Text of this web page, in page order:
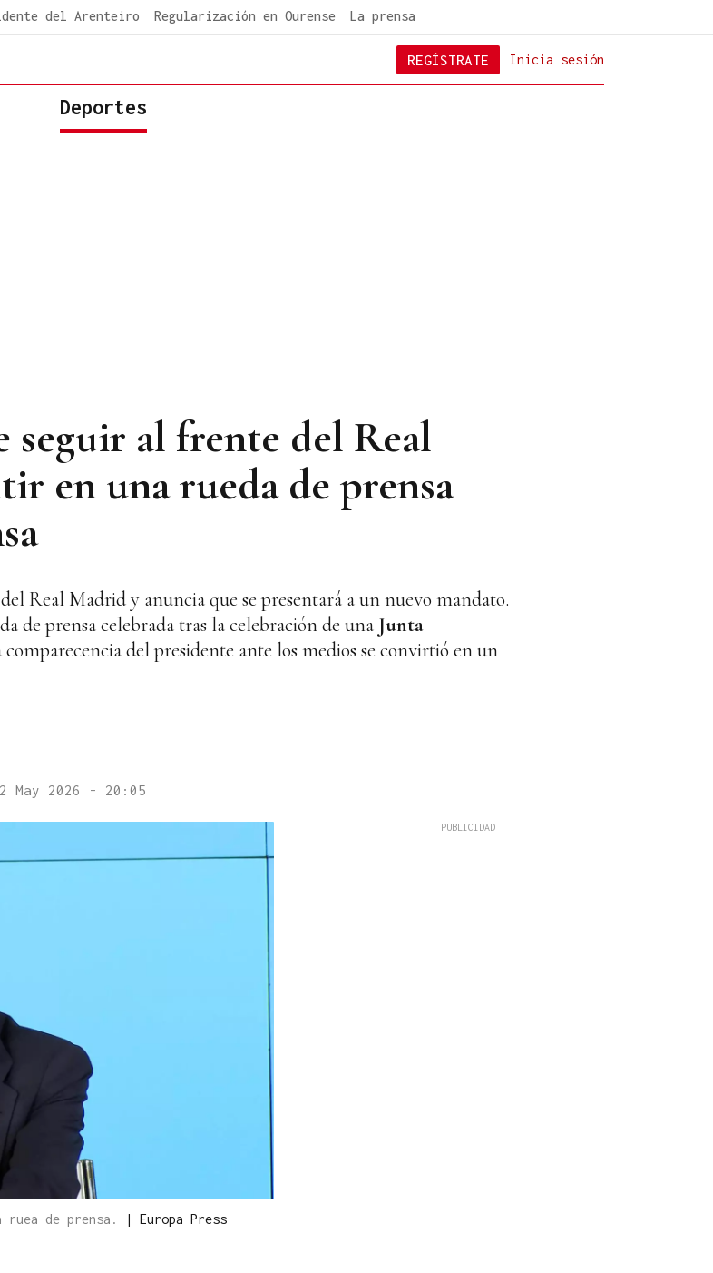
del Arenteiro Regularización en Ourense La prensa
Inicia sesión
REGÍSTRATE
Deportes
al frente del Real
en una rueda de prensa
Real Madrid y anuncia que se presentará a un nuevo mandato.
de prensa celebrada tras la celebración de una Junta
del presidente ante los medios se convirtió en un
May 2026 - 20:05
de prensa. | Europa Press